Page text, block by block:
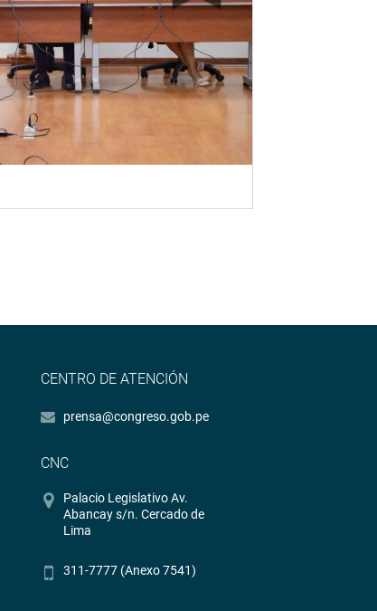
CENTRO DE ATENCIÓN
prensa@congreso.gob.pe
CNC
Palacio Legislativo Av.
Abancay s/n. Cercado de
Lima
311-7777 (Anexo 7541)